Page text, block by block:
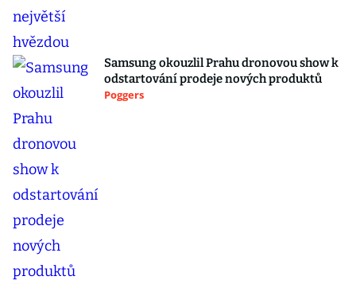
Samsung okouzlil Prahu dronovou show k
odstartování prodeje nových produktů
Poggers